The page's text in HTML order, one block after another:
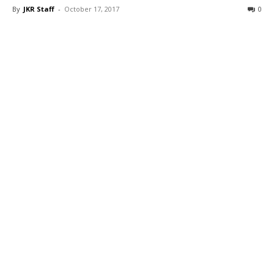
By JKR Staff - October 17, 2017 0